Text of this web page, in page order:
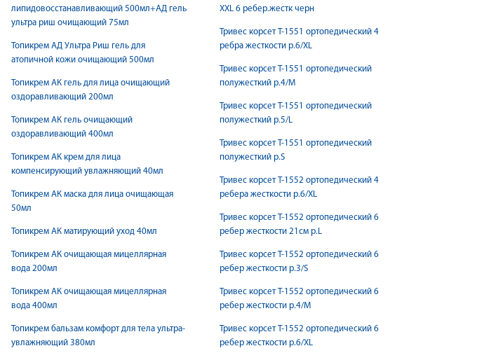
липидовосстанавливающий 500мл+АД гель
ультра риш очищающий 75мл
Топикрем АД Ультра Риш гель для
атопичной кожи очищающий 500мл
Топикрем АК гель для лица очищающий
оздоравливающий 200мл
Топикрем АК гель очищающий
оздоравливающий 400мл
Топикрем АК крем для лица
компенсирующий увлажняющий 40мл
Топикрем АК маска для лица очищающая
50мл
Топикрем АК матирующий уход 40мл
Топикрем АК очищающая мицеллярная
вода 200мл
Топикрем АК очищающая мицеллярная
вода 400мл
Топикрем бальзам комфорт для тела ультра-
увлажняющий 380мл
XXL 6 ребер.жестк черн
Тривес корсет Т-1551 ортопедический 4
ребра жесткости р.6/ХL
Тривес корсет Т-1551 ортопедический
полужесткий р.4/M
Тривес корсет Т-1551 ортопедический
полужесткий р.5/L
Тривес корсет Т-1551 ортопедический
полужесткий р.S
Тривес корсет Т-1552 ортопедический 4
ребера жесткости р.6/ХL
Тривес корсет Т-1552 ортопедический 6
ребер жесткости 21см р.L
Тривес корсет Т-1552 ортопедический 6
ребер жесткости р.3/S
Тривес корсет Т-1552 ортопедический 6
ребер жесткости р.4/M
Тривес корсет Т-1552 ортопедический 6
ребер жесткости р.6/XL